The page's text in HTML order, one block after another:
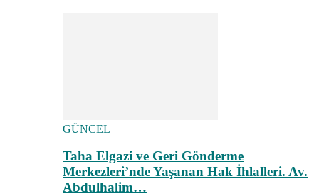
GÜNCEL
Taha Elgazi ve Geri Gönderme
Merkezleri’nde Yaşanan Hak İhlalleri. Av.
Abdulhalim…